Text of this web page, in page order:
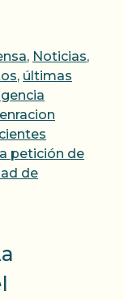
, Noticias,
, últimas
petición de
de